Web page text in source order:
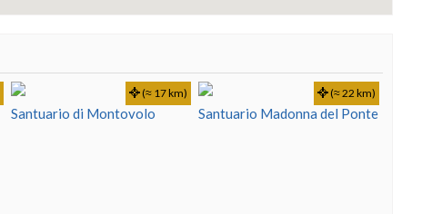
Santuario di Montovolo
(≈ 17 km)
Santuario Madonna del Ponte
(≈ 22 km)